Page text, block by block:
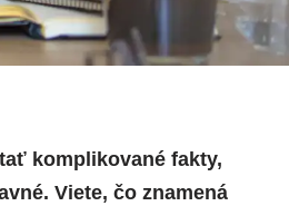
komplikované fakty,
Viete, čo znamená